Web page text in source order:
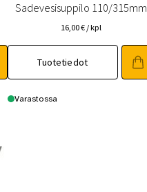
Sadevesisuppilo 110/315mm
16,00€ / kpl
Tuotetiedot
Varastossa